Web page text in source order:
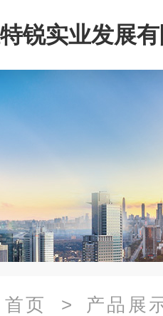
锐实业发展
首页 > 产品展